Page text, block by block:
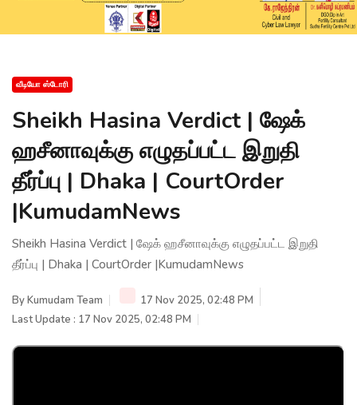
வீடியோ ஸ்டோரி
Sheikh Hasina Verdict | ஷேக்
ஹசீனாவுக்கு எழுதப்பட்ட இறுதி
தீர்ப்பு | Dhaka | CourtOrder
|KumudamNews
Sheikh Hasina Verdict | ஷேக் ஹசீனாவுக்கு எழுதப்பட்ட இறுதி
தீர்ப்பு | Dhaka | CourtOrder |KumudamNews
ByKumudam Team
17 Nov 2025, 02:48 PM
Last Update : 17 Nov 2025, 02:48 PM